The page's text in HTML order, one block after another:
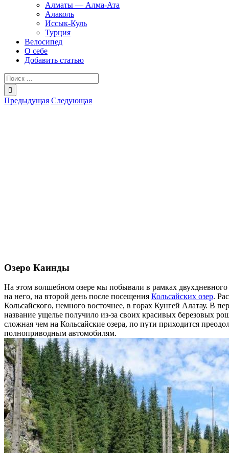
Алматы — Алма-Ата
Алаколь
Иссык-Куль
Турция
Велосипед
О себе
Добавить статью
Результат
поиска:
Предыдущая Следующая
Озеро Каинды
На этом волшебном озере мы побывали в рамках
на него, на второй день после посещения Кольсайских озер.
Кольсайского, немного восточнее, в горах Кунгей Алатау. В
название ущелье получило из-за своих красивых березовых
сложная чем на Кольсайские озера, по пути приходится
полноприводным автомобилям.